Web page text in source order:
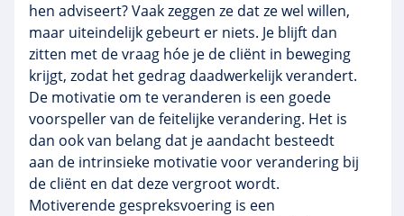
hen adviseert? Vaak zeggen ze dat ze wel willen,
maar uiteindelijk gebeurt er niets. Je blijft dan
zitten met de vraag hóe je de cliënt in beweging
krijgt, zodat het gedrag daadwerkelijk verandert.
De motivatie om te veranderen is een goede
voorspeller van de feitelijke verandering. Het is
dan ook van belang dat je aandacht besteedt
aan de intrinsieke motivatie voor verandering bij
de cliënt en dat deze vergroot wordt.
Motiverende gespreksvoering is een